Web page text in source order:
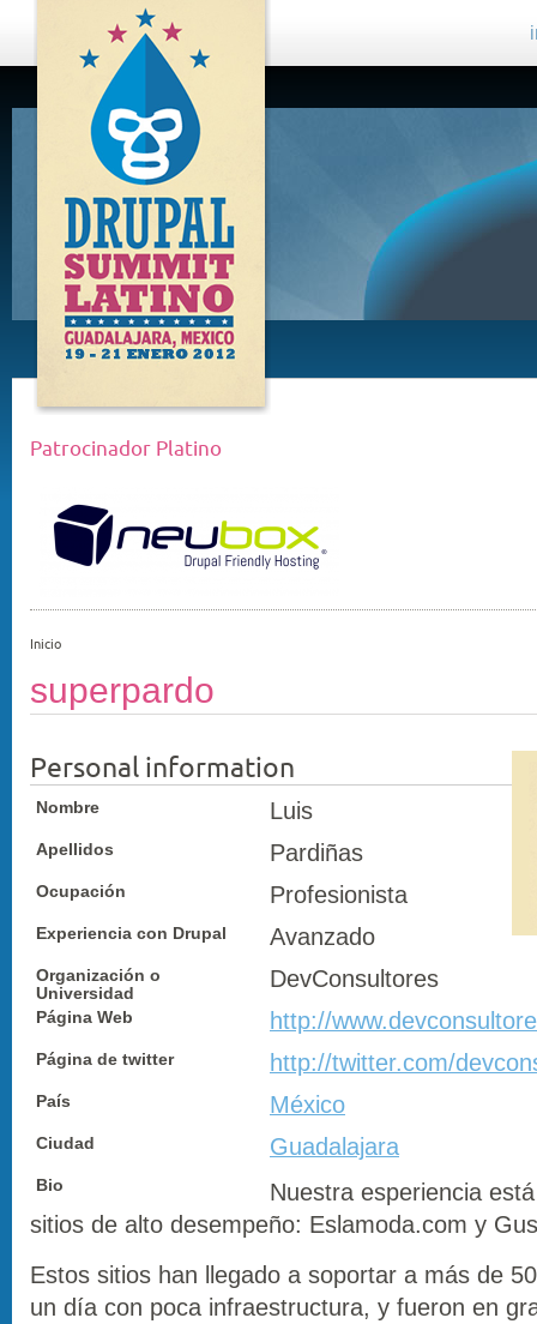
DRUPAL
SUMMIT
LATINO,
GUADALAJARA
2012
Patrocinador Platino
Inicio
superpardo
Personal information
Nombre Luis
Apellidos Pardiñas
Ocupación Profesionista
Experiencia con Drupal Avanzado
Organización o
Universidad
DevConsultores
Página Web http://
Página de twitter http://twitter.com/
País México
Ciudad Guadalajara
Bio
Nuestra esperiencia
sitios de alto desempeño: Eslamoda.com y
Estos sitios han llegado a soportar a más de
un día con poca infraestructura, y fueron en